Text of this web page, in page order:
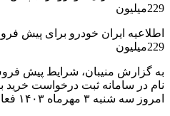
229میلیون
به گزارش منیبان، شرایط پیش
نام در سامانه ثبت درخواست
امروز سه شنبه ۳ مهرماه ۱۴۰۳ فعال خواهد شد.